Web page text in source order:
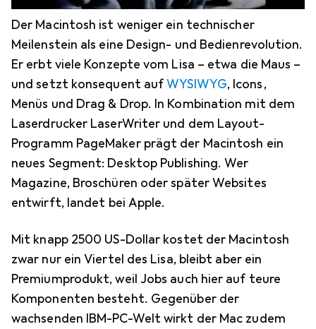
Der Macintosh ist weniger ein technischer
Meilenstein als eine Design- und Bedienrevolution.
Er erbt viele Konzepte vom Lisa – etwa die Maus –
und setzt konsequent aufWYSIWYG, Icons,
Menüs und Drag & Drop. In Kombination mit dem
Laserdrucker LaserWriter und dem Layout-
Programm PageMaker prägt der Macintosh ein
neues Segment: Desktop Publishing. Wer
Magazine, Broschüren oder später Websites
entwirft, landet bei Apple.
Mit knapp 2500 US-Dollar kostet der Macintosh
zwar nur ein Viertel des Lisa, bleibt aber ein
Premiumprodukt, weil Jobs auch hier auf teure
Komponenten besteht. Gegenüber der
wachsenden IBM-PC-Welt wirkt der Mac zudem